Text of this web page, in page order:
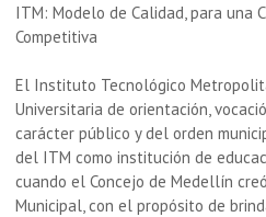
ITM: Modelo de Calidad, para una
Competitiva
El Instituto Tecnológico
Universitaria de orientación,
carácter público y del orden
del ITM como institución de
cuando el Concejo de Medellín
Municipal, con el propósito de